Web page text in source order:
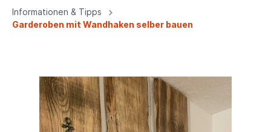
Informationen & Tipps
Garderoben mit Wandhaken selber bauen